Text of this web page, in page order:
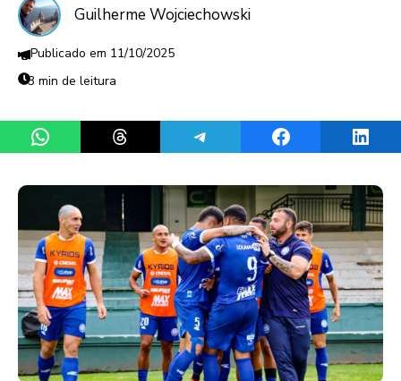
Guilherme Wojciechowski
11/10/2025
3 min de leitura
Share on WhatsAppShare on ThreadsShare on TelegramShare on Facebook